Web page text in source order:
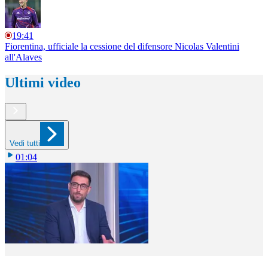
19:41
Fiorentina, ufficiale la cessione del difensore Nicolas Valentini
all'Alaves
Ultimi video
Vedi tutti
01:04